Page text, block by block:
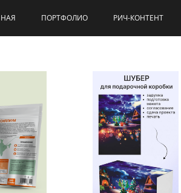
ПОРТФОЛИО РИЧ-КОНТЕНТ